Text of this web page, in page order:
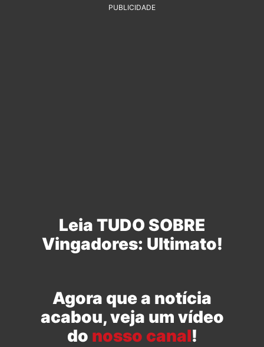
PUBLICIDADE
Leia TUDO SOBRE
Vingadores: Ultimato!
Agora que a notícia
acabou, veja um vídeo
do nosso canal!